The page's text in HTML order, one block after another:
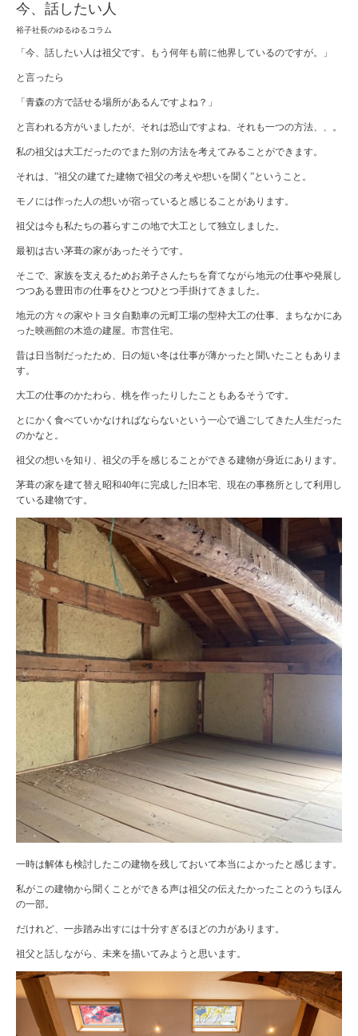
今、話したい人
裕子社長のゆるゆるコラム
「今、話したい人は祖父です。もう何年も前に他界しているのですが。」
と言ったら
「青森の方で話せる場所があるんですよね？」
と言われる方がいましたが、それは恐山ですよね、それも一つの方法、、。
私の祖父は大工だったのでまた別の方法を考えてみることができます。
それは、”祖父の建てた建物で祖父の考えや想いを聞く”ということ。
モノには作った人の想いが宿っていると感じることがあります。
祖父は今も私たちの暮らすこの地で大工として独立しました。
最初は古い茅葺の家があったそうです。
そこで、家族を支えるためお弟子さんたちを育てながら地元の仕事や発展し
つつある豊田市の仕事をひとつひとつ手掛けてきました。
地元の方々の家やトヨタ自動車の元町工場の型枠大工の仕事、まちなかにあ
った映画館の木造の建屋。市営住宅。
昔は日当制だったため、日の短い冬は仕事が薄かったと聞いたこともありま
す。
大工の仕事のかたわら、桃を作ったりしたこともあるそうです。
とにかく食べていかなければならないという一心で過ごしてきた人生だった
のかなと。
祖父の想いを知り、祖父の手を感じることができる建物が身近にあります。
茅葺の家を建て替え昭和40年に完成した旧本宅、現在の事務所として利用し
ている建物です。
一時は解体も検討したこの建物を残しておいて本当によかったと感じます。
私がこの建物から聞くことができる声は祖父の伝えたかったことのうちほん
の一部。
だけれど、一歩踏み出すには十分すぎるほどの力があります。
祖父と話しながら、未来を描いてみようと思います。